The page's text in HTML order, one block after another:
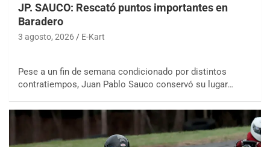
JP. SAUCO: Rescató puntos importantes en
Baradero
3 agosto, 2026 E-Kart
Pese a un fin de semana condicionado por distintos
contratiempos, Juan Pablo Sauco conservó su lugar…